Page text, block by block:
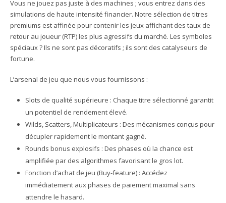
Vous ne jouez pas juste à des machines ; vous entrez dans des
simulations de haute intensité financier. Notre sélection de titres
premiums est affinée pour contenir les jeux affichant des taux de
retour au joueur (RTP) les plus agressifs du marché. Les symboles
spéciaux ? Ils ne sont pas décoratifs ; ils sont des catalyseurs de
fortune.
L’arsenal de jeu que nous vous fournissons :
Slots de qualité supérieure : Chaque titre sélectionné garantit
un potentiel de rendement élevé.
Wilds, Scatters, Multiplicateurs : Des mécanismes conçus pour
décupler rapidement le montant gagné.
Rounds bonus explosifs : Des phases où la chance est
amplifiée par des algorithmes favorisant le gros lot.
Fonction d’achat de jeu (Buy-feature) : Accédez
immédiatement aux phases de paiement maximal sans
attendre le hasard.